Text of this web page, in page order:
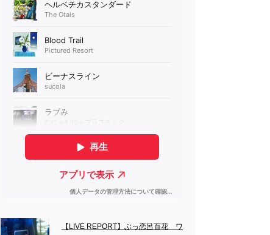
【LIVE REPORT】ぶっ恋呂百花　ワ